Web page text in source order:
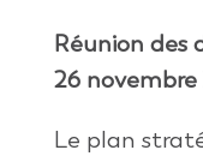
Réunion des
26 novembre
Le plan